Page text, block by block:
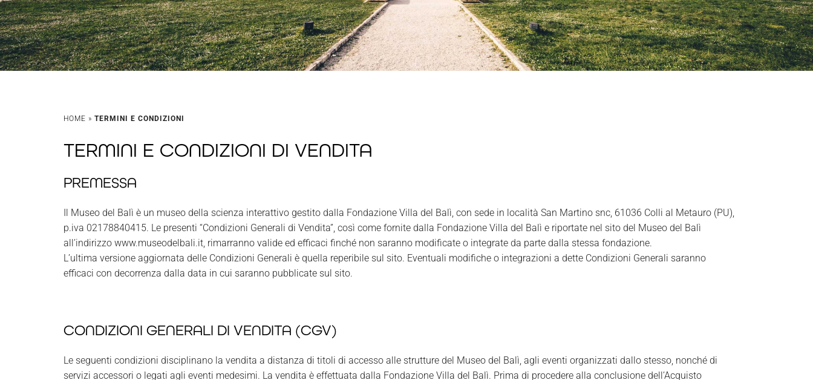
HOME » TERMINI E CONDIZIONI
TERMINI E CONDIZIONI DI VENDITA
PREMESSA
Il Museo del Balì è un museo della scienza interattivo gestito dalla Fondazione Villa del Balì, con sede in località San Martino snc, 61036 Colli al Metauro (PU),
p.iva 02178840415. Le presenti “Condizioni Generali di Vendita”, così come fornite dalla Fondazione Villa del Balì e riportate nel sito del Museo del Balì
all’indirizzo www.museodelbali.it, rimarranno valide ed efficaci finché non saranno modificate o integrate da parte dalla stessa fondazione.
L’ultima versione aggiornata delle Condizioni Generali è quella reperibile sul sito. Eventuali modifiche o integrazioni a dette Condizioni Generali saranno
efficaci con decorrenza dalla data in cui saranno pubblicate sul sito.
CONDIZIONI GENERALI DI VENDITA (CGV)
Le seguenti condizioni disciplinano la vendita a distanza di titoli di accesso alle strutture del Museo del Balì, agli eventi organizzati dallo stesso, nonché di
servizi accessori o legati agli eventi medesimi. La vendita è effettuata dalla Fondazione Villa del Balì. Prima di procedere alla conclusione dell’Acquisto